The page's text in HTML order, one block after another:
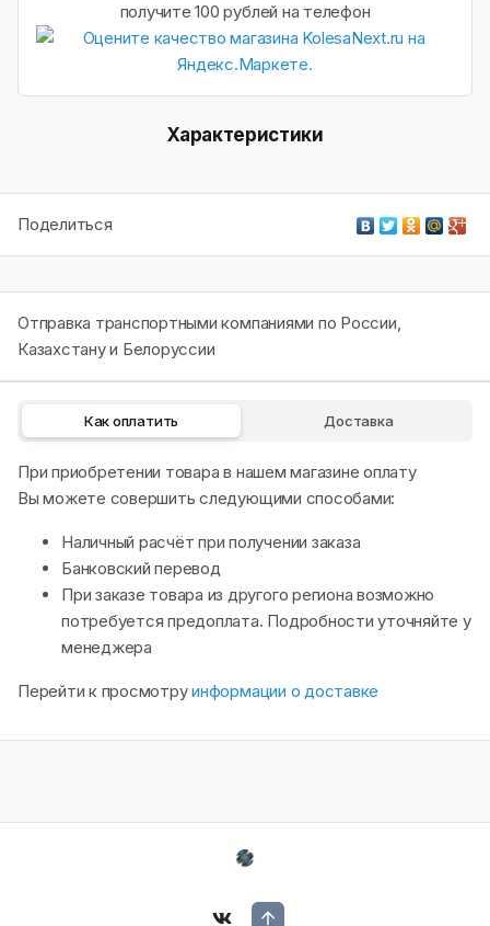
получите 100 рублей на телефон
Характеристики
Поделиться
Отправка транспортными компаниями по России,
Казахстану и Белоруссии
Как оплатить Доставка
При приобретении товара в нашем магазине оплату
Вы можете совершить следующими способами:
Наличный расчёт при получении заказа
Банковский перевод
При заказе товара из другого региона возможно
потребуется предоплата. Подробности уточняйте у
менеджера
Перейти к просмотруинформации о доставке